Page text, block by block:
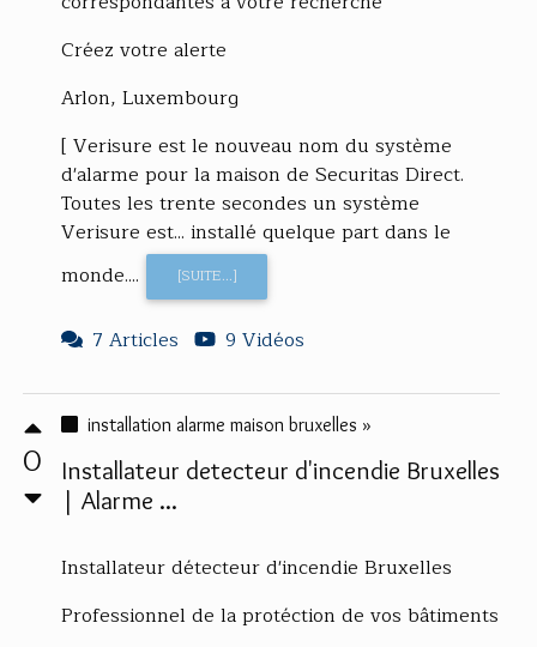
Créez votre alerte
Arlon, Luxembourg
[ Verisure est le nouveau nom du système
d'alarme pour la maison de Securitas Direct.
Toutes les trente secondes un système
Verisure est... installé quelque part dans le
monde....
[SUITE...]
7 Articles 9 Vidéos
0
installation alarme maison bruxelles »
Installateur detecteur d'incendie Bruxelles
| Alarme ...
Installateur détecteur d'incendie Bruxelles
Professionnel de la protéction de vos bâtiments